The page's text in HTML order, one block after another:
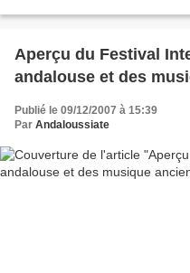
Aperçu du Festival
andalouse et des
Publié le 09/12/2007 à 15:39
Par Andaloussiate